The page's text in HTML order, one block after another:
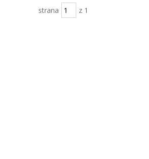
strana z 1